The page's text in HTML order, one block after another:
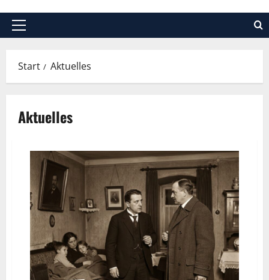
Start Aktuelles
Aktuelles